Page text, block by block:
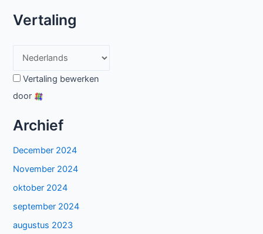
Vertaling
Vertaling bewerken
door
Archief
December 2024
November 2024
oktober 2024
september 2024
augustus 2023